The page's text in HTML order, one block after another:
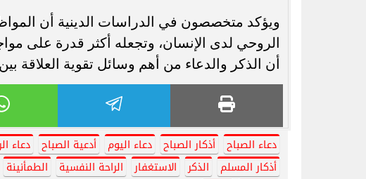
ويؤكد متخصصون في الدراسات الدينية أن
الروحي لدى الإنسان، وتجعله أكثر قدرة على
أن الذكر والدعاء من أهم وسائل تقوية العلاقة
دعاء الصباح أذكار الصباح دعاء اليوم أدعية الصباح دعاء
أذكار المسلم
الذكر الاستغفار الراحة النفسية الطمأنينة